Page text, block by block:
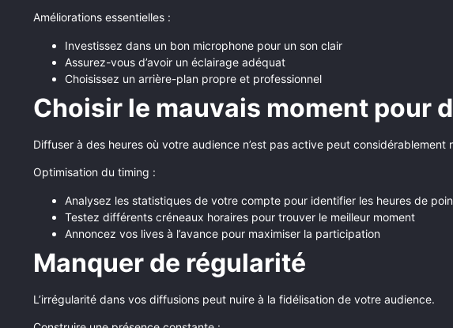
Améliorations essentielles :
Investissez dans un bon microphone pour un son clair
Assurez-vous d’avoir un éclairage adéquat
Choisissez un arrière-plan propre et professionnel
Choisir le mauvais moment pour
Diffuser à des heures où votre audience n’est pas active peut considérablement
Optimisation du timing :
Analysez les statistiques de votre compte pour identifier les heures de
Testez différents créneaux horaires pour trouver le meilleur moment
Annoncez vos lives à l’avance pour maximiser la participation
Manquer de régularité
L’irrégularité dans vos diffusions peut nuire à la fidélisation de votre audience.